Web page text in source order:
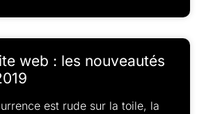
web : les nouveautés
est rude sur la toile, la